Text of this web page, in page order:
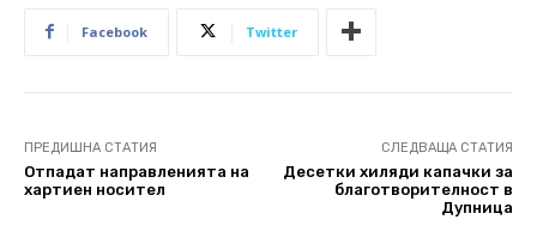
Facebook Twitter
ПРЕДИШНА СТАТИЯ
Отпадат направленията на
хартиен носител
СЛЕДВАЩА СТАТИЯ
Десетки хиляди капачки за
благотворителност в
Дупница